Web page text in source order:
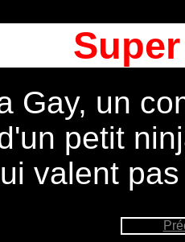
Gay, un
petit
valent